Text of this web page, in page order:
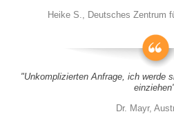
Heike S., Deutsches Zentrum
"Unkomplizierten Anfrage, ich werde
Dr. Mayr,